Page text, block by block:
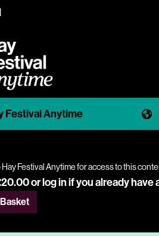
Festival Anytime for access to this
orlog inif you already have